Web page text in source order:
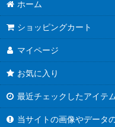
ホーム
ショッピングカート
マイページ
お気に入り
最近チェックしたアイテ
当サイトの画像やデータ